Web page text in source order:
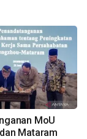
MoU
Mataram